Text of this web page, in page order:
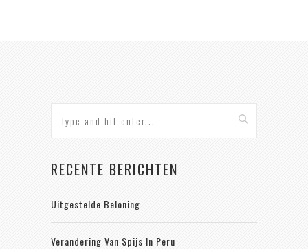
RECENTE BERICHTEN
Uitgestelde Beloning
Verandering Van Spijs In Peru